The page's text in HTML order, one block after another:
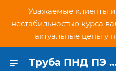
Уважаемые клиенты
нестабильностью курса
актуальные цены у
Труба ПНД ПЭ 100 75 мм (3,6) SDR 21 водопроводная - купить по